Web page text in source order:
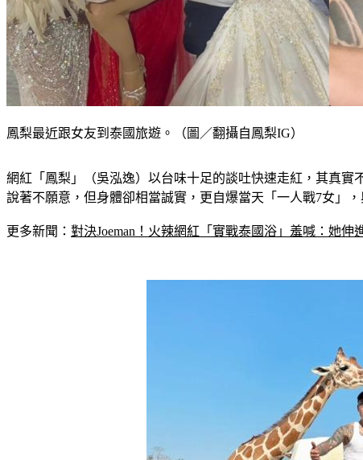
鳳梨最近跟女友到泰國旅遊。（圖／翻攝自鳳梨IG）
網紅「鳳梨」（吳泓逸）以台味十足的談吐快速走紅，其真
說著不願意，但身體卻相當誠實，更自爆當天「一人戰7女」
更多新聞： 對決Joeman！火辣網紅「實戰泰國浴」羞喊：她伸